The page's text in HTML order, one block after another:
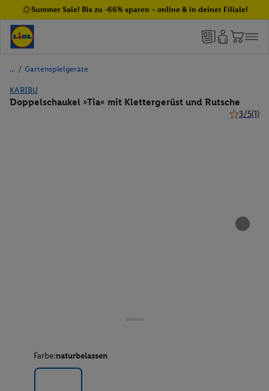
Summer Sale! Bis zu -66% sparen – online & in deiner Filiale!
/ Gartenspielgeräte
KARIBU
Doppelschaukel »Tia« mit Klettergerüst und Rutsche
3/5(1)
Farbe:naturbelassen